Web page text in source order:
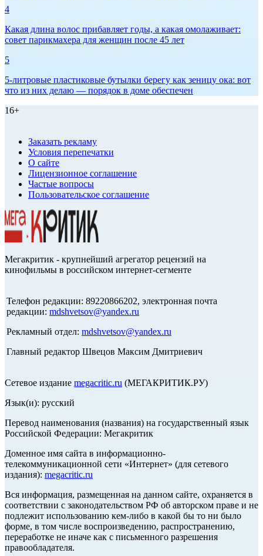
4
Какая длина волос прибавляет годы, а какая омолаживает:
совет парикмахера для женщин после 45 лет
5
5-литровые пластиковые бутылки берегу как зеницу ока: вот
что из них делаю — порядок в доме обеспечен
16+
Заказать рекламу
Условия перепечатки
О сайте
Лицензионное соглашение
Частые вопросы
Пользовательское соглашение
Мегакритик - крупнейший агрегатор рецензий на
кинофильмы в российском интернет-сегменте
Телефон редакции: 89220866202, электронная почта
редакции: mdshvetsov@yandex.ru
Рекламный отдел: mdshvetsov@yandex.ru
Главный редактор Швецов Максим Дмитриевич
Сетевое издание megacritic.ru (МЕГАКРИТИК.РУ)
Язык(и): русский
Перевод наименования (названия) на государственный язык
Российской Федерации: Мегакритик
Доменное имя сайта в информационно-
телекоммуникационной сети «Интернет» (для сетевого
издания): megacritic.ru
Вся информация, размещенная на данном сайте, охраняется в
соответствии с законодательством РФ об авторском праве и не
подлежит использованию кем-либо в какой бы то ни было
форме, в том числе воспроизведению, распространению,
переработке не иначе как с письменного разрешения
правообладателя.